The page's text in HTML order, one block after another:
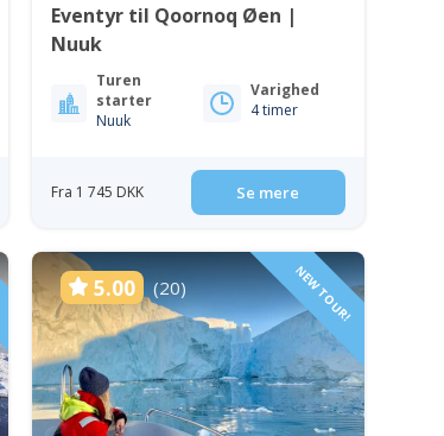
Eventyr til Qoornoq Øen |
Nuuk
Turen
starter
Nuuk
Varighed
4 timer
Fra 1 745 DKK Se mere
5.00 (20) NEW TOUR!